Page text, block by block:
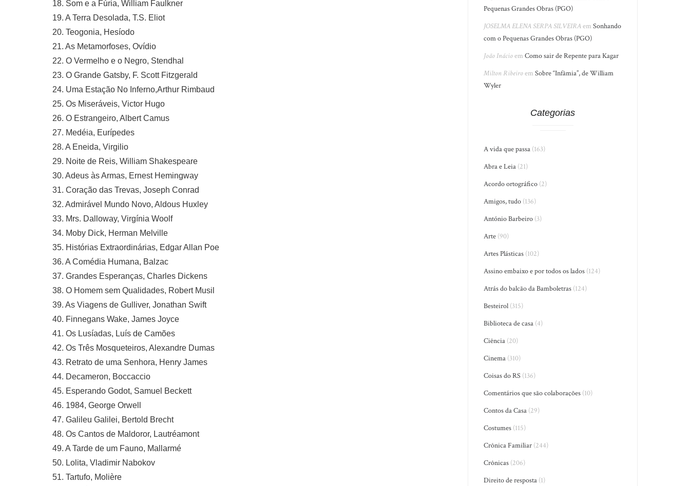
18. Som e a Fúria, William Faulkner
19. A Terra Desolada, T.S. Eliot
20. Teogonia, Hesíodo
21. As Metamorfoses, Ovídio
22. O Vermelho e o Negro, Stendhal
23. O Grande Gatsby, F. Scott Fitzgerald
24. Uma Estação No Inferno,Arthur Rimbaud
25. Os Miseráveis, Victor Hugo
26. O Estrangeiro, Albert Camus
27. Medéia, Eurípedes
28. A Eneida, Virgilio
29. Noite de Reis, William Shakespeare
30. Adeus às Armas, Ernest Hemingway
31. Coração das Trevas, Joseph Conrad
32. Admirável Mundo Novo, Aldous Huxley
33. Mrs. Dalloway, Virgínia Woolf
34. Moby Dick, Herman Melville
35. Histórias Extraordinárias, Edgar Allan Poe
36. A Comédia Humana, Balzac
37. Grandes Esperanças, Charles Dickens
38. O Homem sem Qualidades, Robert Musil
39. As Viagens de Gulliver, Jonathan Swift
40. Finnegans Wake, James Joyce
41. Os Lusíadas, Luís de Camões
42. Os Três Mosqueteiros, Alexandre Dumas
43. Retrato de uma Senhora, Henry James
44. Decameron, Boccaccio
45. Esperando Godot, Samuel Beckett
46. 1984, George Orwell
47. Galileu Galilei, Bertold Brecht
48. Os Cantos de Maldoror, Lautréamont
49. A Tarde de um Fauno, Mallarmé
50. Lolita, Vladimir Nabokov
51. Tartufo, Molière
Pequenas Grandes Obras (PGO)
JOSELMA ELENA SERPA SILVEIRAemSonhando
com o Pequenas Grandes Obras (PGO)
João InácioemComo sair de Repente para Kagar
Milton RibeiroemSobre “Infâmia”, de William
Wyler
Categorias
A vida que passa (163)
Abra e Leia (21)
Acordo ortográfico (2)
Amigos, tudo (136)
António Barbeiro (3)
Arte (90)
Artes Plásticas (102)
Assino embaixo e por todos os lados (124)
Atrás do balcão da Bamboletras (124)
Besteirol (315)
Biblioteca de casa (4)
Ciência (20)
Cinema (310)
Coisas do RS (136)
Comentários que são colaborações (10)
Contos da Casa (29)
Costumes (115)
Crônica Familiar (244)
Crônicas (206)
Direito de resposta (1)